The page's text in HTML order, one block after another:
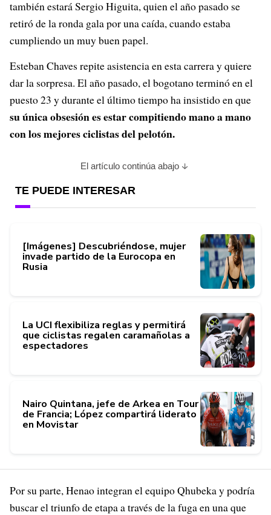
también estará Sergio Higuita, quien el año pasado se
retiró de la ronda gala por una caída, cuando estaba
cumpliendo un muy buen papel.
Esteban Chaves repite asistencia en esta carrera y quiere
dar la sorpresa. El año pasado, el bogotano terminó en el
puesto 23 y durante el último tiempo ha insistido en que
su única obsesión es estar compitiendo mano a mano
con los mejores ciclistas del pelotón.
El artículo continúa abajo
TE PUEDE INTERESAR
[Imágenes] Descubriéndose, mujer
invade partido de la Eurocopa en
Rusia
La UCI flexibiliza reglas y permitirá
que ciclistas regalen caramañolas a
espectadores
Nairo Quintana, jefe de Arkea en Tour
de Francia; López compartirá liderato
en Movistar
Por su parte, Henao integran el equipo Qhubeka y podría
buscar el triunfo de etapa a través de la fuga en una que